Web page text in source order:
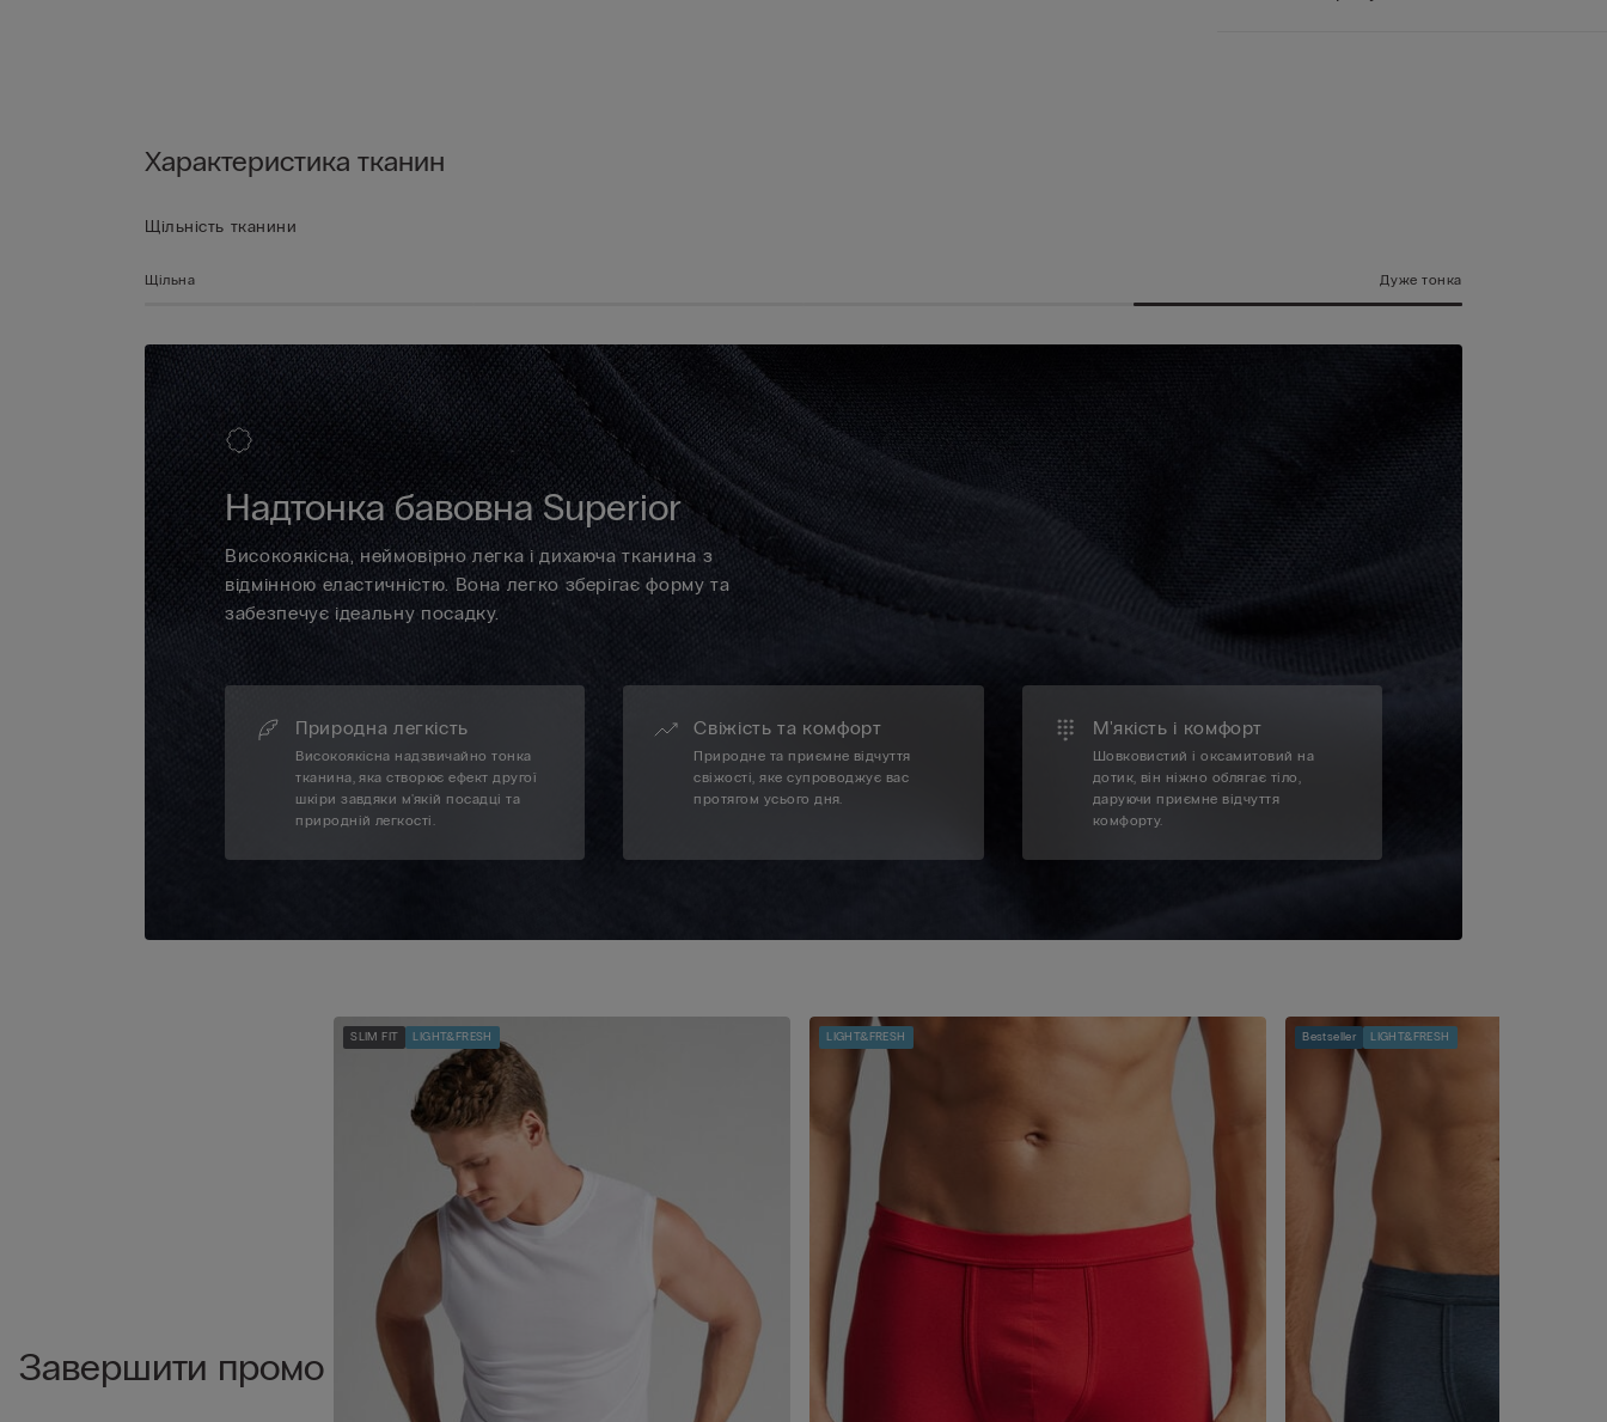
Характеристика тканин
Щільність тканини
Щільна Дуже тонка
Надтонка бавовна Superior
Високоякісна, неймовірно легка і дихаюча тканина з
відмінною еластичністю. Вона легко зберігає форму та
забезпечує ідеальну посадку.
Природна легкість
Високоякісна надзвичайно тонка
тканина, яка створює ефект другої
шкіри завдяки м'якій посадці та
природній легкості.
Свіжість та комфорт
Природне та приємне відчуття
свіжості, яке супроводжує вас
протягом усього дня.
М'якість і комфорт
Шовковистий і оксамитовий на
дотик, він ніжно облягає тіло,
даруючи приємне відчуття
комфорту.
Завершити промо
SLIM FIT LIGHT&FRESH LIGHT&FRESH Bestseller LIGHT&FRESH